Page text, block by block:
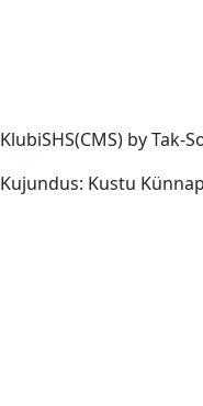
KlubiSHS(CMS) by Tak-
Kujundus: Kustu